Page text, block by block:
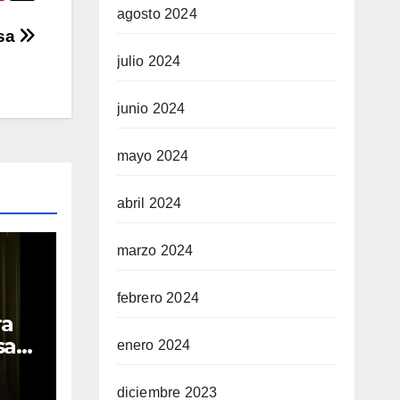
agosto 2024
julio 2024
junio 2024
mayo 2024
abril 2024
marzo 2024
febrero 2024
enero 2024
diciembre 2023